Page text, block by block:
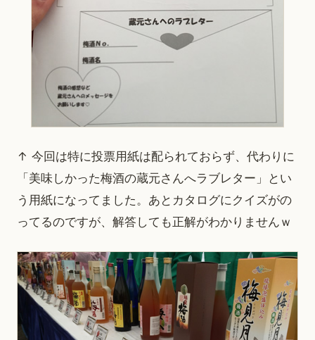
↑ 今回は特に投票用紙は配られておらず、代わりに
「美味しかった梅酒の蔵元さんへラブレター」とい
う用紙になってました。あとカタログにクイズがの
ってるのですが、解答しても正解がわかりませんｗ